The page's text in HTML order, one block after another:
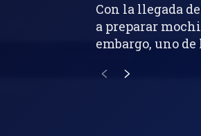
Con la llegada
a preparar
embargo, uno de